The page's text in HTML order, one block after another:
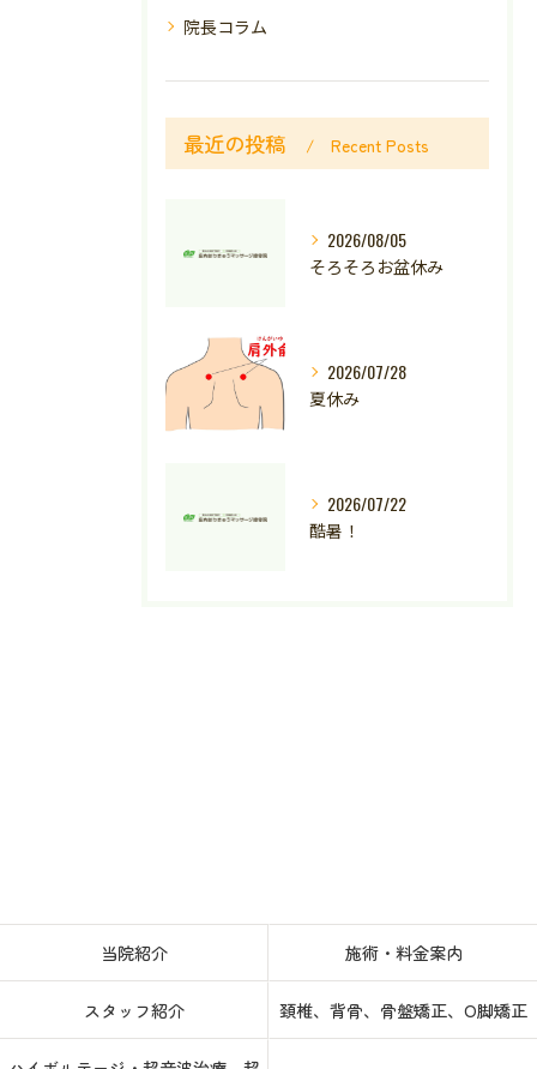
院長コラム
最近の投稿 Recent Posts
2026/08/05
そろそろお盆休み
2026/07/28
夏休み
2026/07/22
酷暑！
当院紹介 施術・料金案内
スタッフ紹介 頚椎、背骨、骨盤矯正、O脚矯正